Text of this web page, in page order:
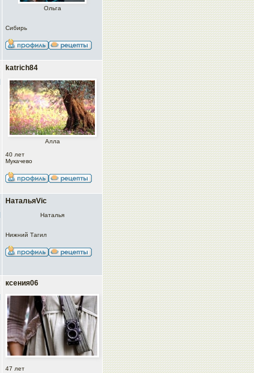
Ольга
Сибирь
katrich84
Алла
40 лет
Мукачево
НатальяVic
Наталья
Нижний Тагил
ксения06
47 лет